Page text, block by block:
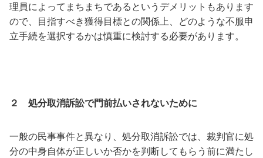
理員によってまちまちであるというデメリットもあります
ので、目指すべき獲得目標との関係上、どのような不服申
立手続を選択するかは慎重に検討する必要があります。
２ 処分取消訴訟で門前払いされないために
一般の民事事件と異なり、処分取消訴訟では、裁判官に処
分の中身自体が正しいか否かを判断してもらう前に満たし